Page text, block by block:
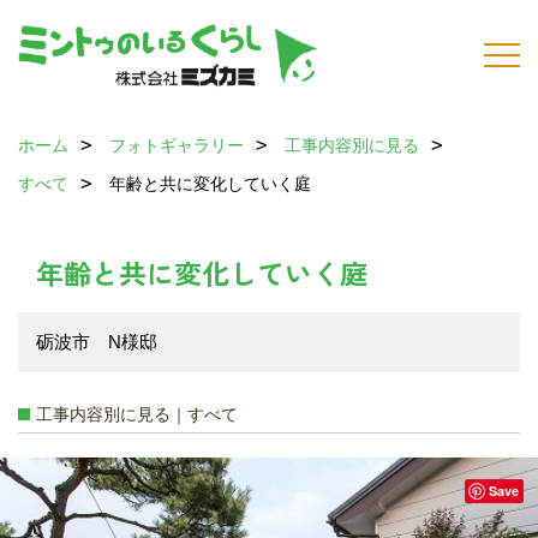
ホーム フォトギャラリー
工事内容別に見る
すべて
年齢と共に変化していく庭
年齢と共に変化していく庭
砺波市 N様邸
工事内容別に見る｜すべて
Save